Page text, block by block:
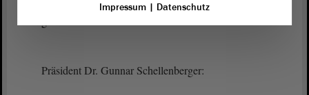
wir mit dem Programm „USA for you“ ein Zeichen
Präsident Dr. Gunnar Schellenberger:
Impressum| Datenschutz